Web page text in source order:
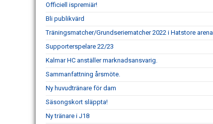
Officiell ispremiär!
Bli publikvärd
Träningsmatcher/Grundseriematcher 2022 i Hatstore arena
Supporterspelare 22/23
Kalmar HC anställer marknadsansvarig.
Sammanfattning årsmöte.
Ny huvudtränare för dam
Säsongskort släppta!
Ny tränare i J18